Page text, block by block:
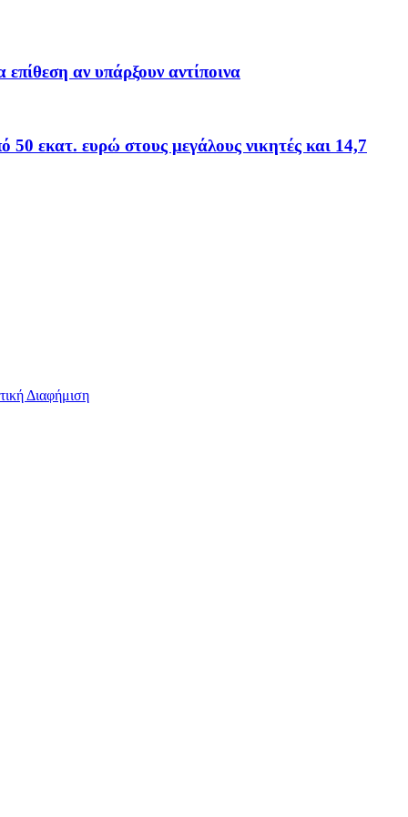
αν υπάρξουν αντίποινα
εκατ. ευρώ στους μεγάλους νικητές και 14,7
Διαφήμιση